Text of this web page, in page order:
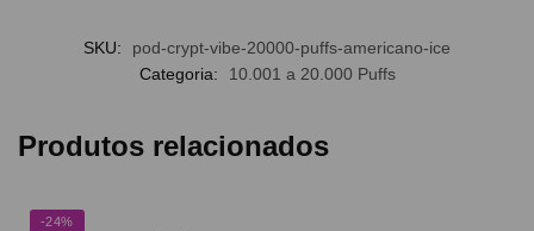
SKU:
pod-crypt-vibe-20000-puffs-americano-ice
Categoria:
10.001 a 20.000 Puffs
Produtos relacionados
-24%